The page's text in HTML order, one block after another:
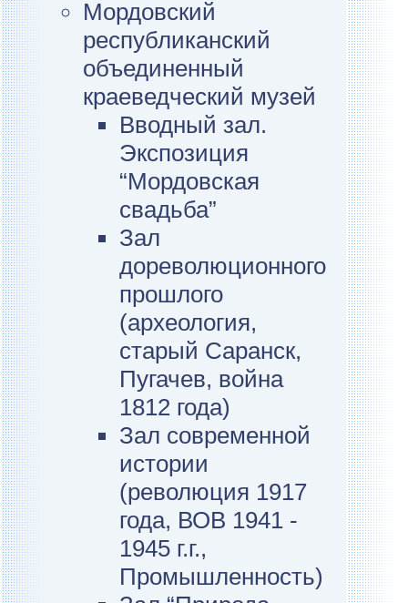
Мордовский
республиканский
объединенный
краеведческий музей
Вводный зал.
Экспозиция
“Мордовская
свадьба”
Зал
дореволюционного
прошлого
(археология,
старый Саранск,
Пугачев, война
1812 года)
Зал современной
истории
(революция 1917
года, ВОВ 1941 -
1945 г.г.,
Промышленность)